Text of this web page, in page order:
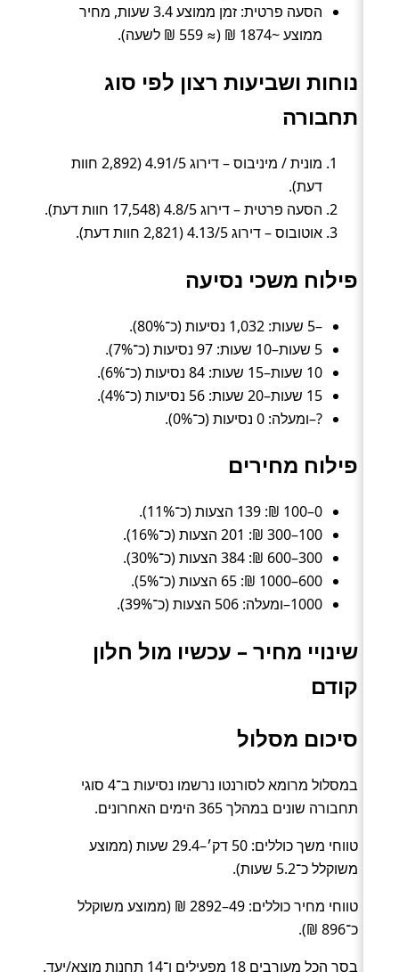
הסעה פרטית: זמן ממוצע 3.4 שעות, מחיר
ממוצע ~1874 ₪ (≈ 559 ₪ לשעה).
נוחות ושביעות רצון לפי סוג
תחבורה
מונית / מיניבוס – דירוג 4.91/5 (2,892 חוות
דעת).
הסעה פרטית – דירוג 4.8/5 (17,548 חוות דעת).
אוטובוס – דירוג 4.13/5 (2,821 חוות דעת).
פילוח משכי נסיעה
–5 שעות: 1,032 נסיעות (כ־80%).
5 שעות–10 שעות: 97 נסיעות (כ־7%).
10 שעות–15 שעות: 84 נסיעות (כ־6%).
15 שעות–20 שעות: 56 נסיעות (כ־4%).
?–ומעלה: 0 נסיעות (כ־0%).
פילוח מחירים
0–100 ₪: 139 הצעות (כ־11%).
100–300 ₪: 201 הצעות (כ־16%).
300–600 ₪: 384 הצעות (כ־30%).
600–1000 ₪: 65 הצעות (כ־5%).
1000–ומעלה: 506 הצעות (כ־39%).
שינויי מחיר – עכשיו מול חלון
קודם
סיכום מסלול
במסלול מרומא לסורנטו נרשמו נסיעות ב־4 סוגי
תחבורה שונים במהלך 365 הימים האחרונים.
טווחי משך כוללים: 50 דק׳–29.4 שעות (ממוצע
משוקלל כ־5.2 שעות).
טווחי מחיר כוללים: 49–2892 ₪ (ממוצע משוקלל
כ־896 ₪).
בסך הכל מעורבים 18 מפעילים ו־14 תחנות מוצא/יעד.